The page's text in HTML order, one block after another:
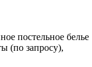
постельное белье
(по запросу),